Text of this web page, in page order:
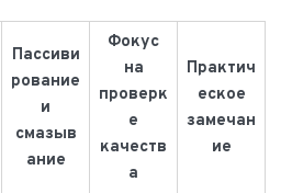
Пассиви
рование
и
смазыв
ание
Фокус
на
проверк
е
качеств
а
Практич
еское
замечан
ие